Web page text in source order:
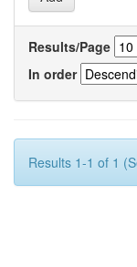
Results/Page
In order
Results 1-1 of 1